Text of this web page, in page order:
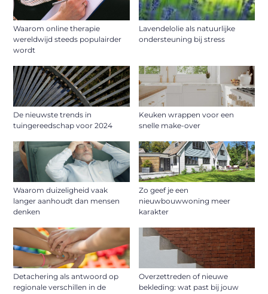
Waarom online therapie
wereldwijd steeds populairder
wordt
Lavendelolie als natuurlijke
ondersteuning bij stress
De nieuwste trends in
tuingereedschap voor 2024
Keuken wrappen voor een
snelle make-over
Waarom duizeligheid vaak
langer aanhoudt dan mensen
denken
Zo geef je een
nieuwbouwwoning meer
karakter
Detachering als antwoord op
regionale verschillen in de
Overzettreden of nieuwe
bekleding: wat past bij jouw